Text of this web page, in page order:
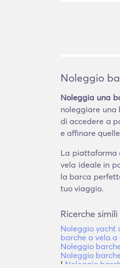
Noleggio
Noleggia una
noleggiare una
di accedere a
e affinare
La piattaforma
vela ideale in
la barca
tuo viaggio.
Ricerche simili
Noleggio yacht
barche a vela
Noleggio
Noleggio
| Noleggio